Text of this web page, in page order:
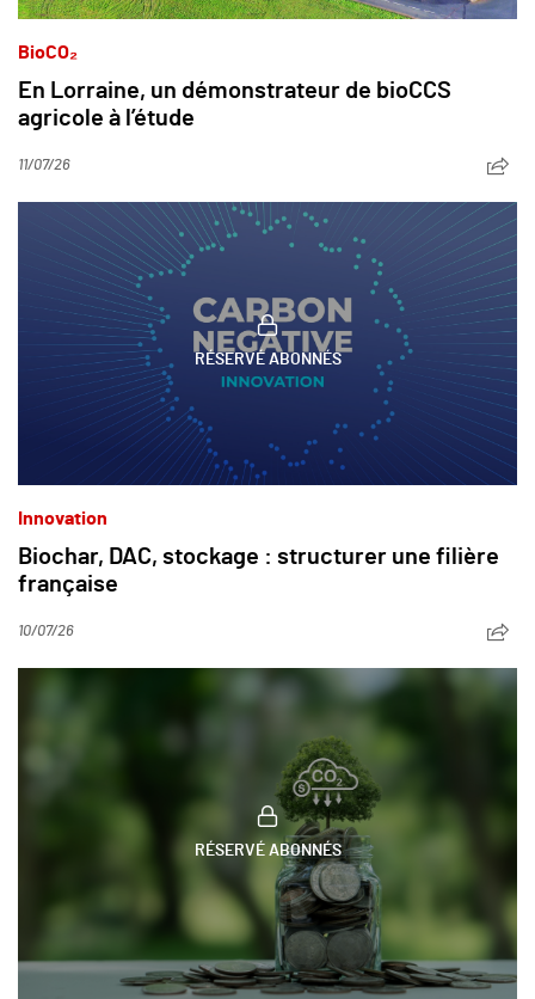
BioCO₂
En Lorraine, un démonstrateur de bioCCS
agricole à l’étude
11/07/26
RÉSERVÉ ABONNÉS
Innovation
Biochar, DAC, stockage : structurer une filière
française
10/07/26
RÉSERVÉ ABONNÉS